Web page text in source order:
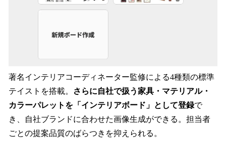
著名インテリアコーディネーター監修による4種類の標準
テイストを搭載。
さらに自社で扱う家具・マテリアル・
カラーパレットを「インテリアボード」として登録で
き、自社ブランドに合わせた画像生成ができる。担当者
ごとの提案品質のばらつきを抑えられる。